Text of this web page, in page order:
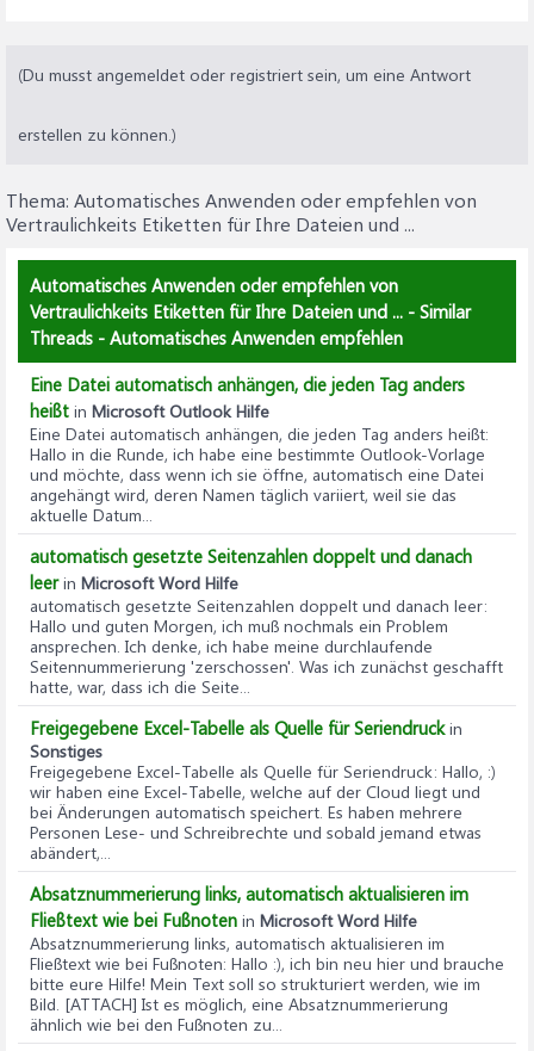
(Du musst angemeldet oder registriert sein, um eine Antwort
erstellen zu können.)
Thema: Automatisches Anwenden oder empfehlen von
Vertraulichkeits Etiketten für Ihre Dateien und ...
Automatisches Anwenden oder empfehlen von
Vertraulichkeits Etiketten für Ihre Dateien und ... - Similar
Threads - Automatisches Anwenden empfehlen
Eine Datei automatisch anhängen, die jeden Tag anders
heißt in Microsoft Outlook Hilfe
Eine Datei automatisch anhängen, die jeden Tag anders heißt:
Hallo in die Runde, ich habe eine bestimmte Outlook-Vorlage
und möchte, dass wenn ich sie öffne, automatisch eine Datei
angehängt wird, deren Namen täglich variiert, weil sie das
aktuelle Datum...
automatisch gesetzte Seitenzahlen doppelt und danach
leerin Microsoft Word Hilfe
automatisch gesetzte Seitenzahlen doppelt und danach leer:
Hallo und guten Morgen, ich muß nochmals ein Problem
ansprechen. Ich denke, ich habe meine durchlaufende
Seitennummerierung 'zerschossen'. Was ich zunächst geschafft
hatte, war, dass ich die Seite...
Freigegebene Excel-Tabelle als Quelle für Seriendruckin
Sonstiges
Freigegebene Excel-Tabelle als Quelle für Seriendruck: Hallo, :)
wir haben eine Excel-Tabelle, welche auf der Cloud liegt und
bei Änderungen automatisch speichert. Es haben mehrere
Personen Lese- und Schreibrechte und sobald jemand etwas
abändert,...
Absatznummerierung links, automatisch aktualisieren im
Fließtext wie bei Fußnoten in Microsoft Word Hilfe
Absatznummerierung links, automatisch aktualisieren im
Fließtext wie bei Fußnoten: Hallo :), ich bin neu hier und brauche
bitte eure Hilfe! Mein Text soll so strukturiert werden, wie im
Bild. [ATTACH] Ist es möglich, eine Absatznummerierung
ähnlich wie bei den Fußnoten zu...